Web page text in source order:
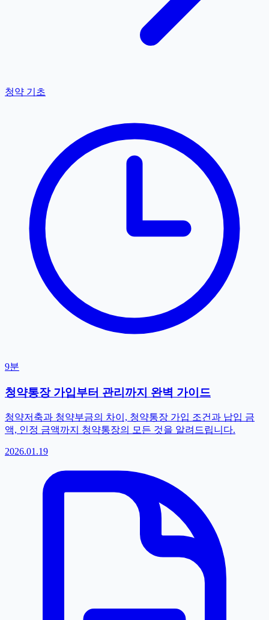
청약 기초
9분
청약통장 가입부터 관리까지 완벽 가이드
청약저축과 청약부금의 차이, 청약통장 가입 조건과 납입 금
액, 인정 금액까지 청약통장의 모든 것을 알려드립니다.
2026.01.19